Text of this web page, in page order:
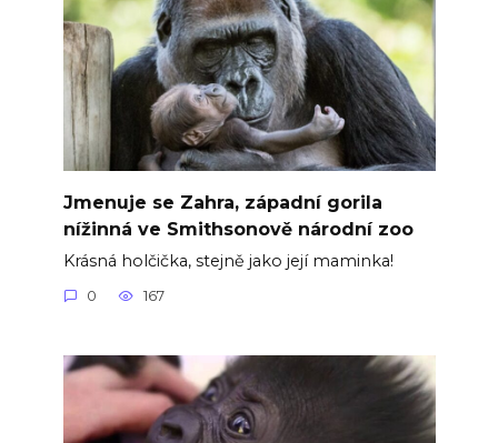
Jmenuje se Zahra, západní gorila
nížinná ve Smithsonově národní zoo
Krásná holčička, stejně jako její maminka!
0 167